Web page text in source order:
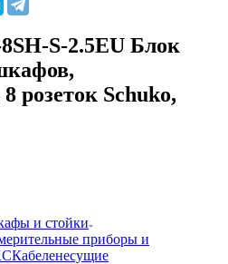
S-2.5EU Блок
розеток Schuko,
и стойки
приборы и
Кабеленесущие